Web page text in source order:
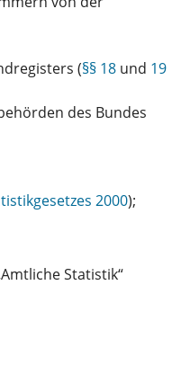
(§§ 18 und 19
des Bundes
2000);
Statistik“